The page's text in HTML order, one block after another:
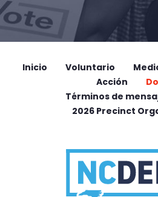
Inicio Voluntario
Acción
Términos de
2026 Precinct